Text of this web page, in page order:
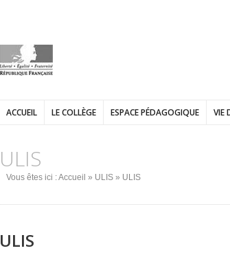
ACCUEIL LE COLLÈGE ESPACE PÉDAGOGIQUE VIE
ULIS
Vous êtes ici :Accueil » ULIS » ULIS
ULIS